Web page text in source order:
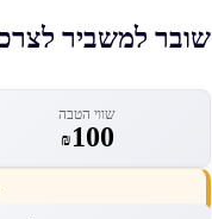
שובר למשביר
שווי הטבה
₪ 100